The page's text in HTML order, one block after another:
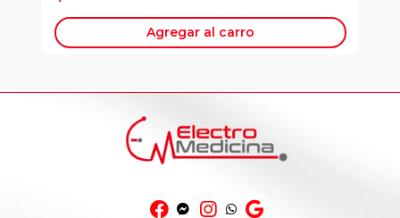
Agregar al carro